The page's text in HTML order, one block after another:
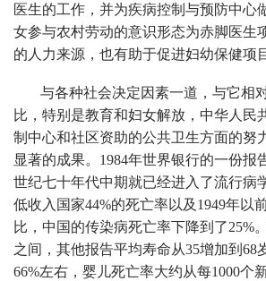
医生的工作，并为疾病控制与预防中心
女参与农村劳动的意识形态为赤脚医生
的人力来源，也有助于促进妇幼保健项
与各种社会决定因素一道，与它相
比，特别是教育和妇女解放，中华人民
制中心和社区资助的公共卫生方面的努
显著的成果。1984年世界银行的一份报
世纪七十年代中期就已经进入了流行病
低收入国家44%的死亡率以及1949年以
比，中国的传染病死亡率下降到了25%
之间，其他报告平均寿命从35增加到68
66%左右，婴儿死亡率大约从每1000个